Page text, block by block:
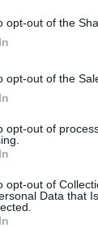
opt-out of the
opt-out of the
opt-out of
opt-out of
Data that
apprécié